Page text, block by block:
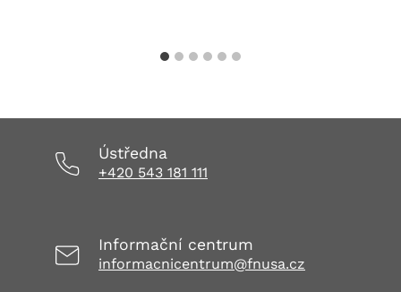
Ústředna
+420 543 181 111
Informační centrum
informacnicentrum@fnusa.cz